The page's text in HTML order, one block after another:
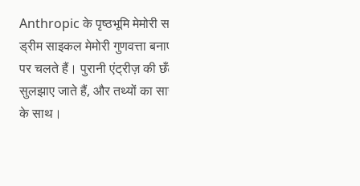
Anthropic के पृष्ठभूमि मेमोरी समेकन अनुसंधान से प्रेरित, EDDI के
ड्रीम साइकल मेमोरी गुणवत्ता बनाए रखने के लिए
पर चलते हैं। पुरानी एंट्रीज़ की छँटाई होती है, विरोधाभास पहचाने और
सुलझाए जाते हैं, और तथ्यों का सारांश होता है, सब प्रति रन लागत सीमा
के साथ।